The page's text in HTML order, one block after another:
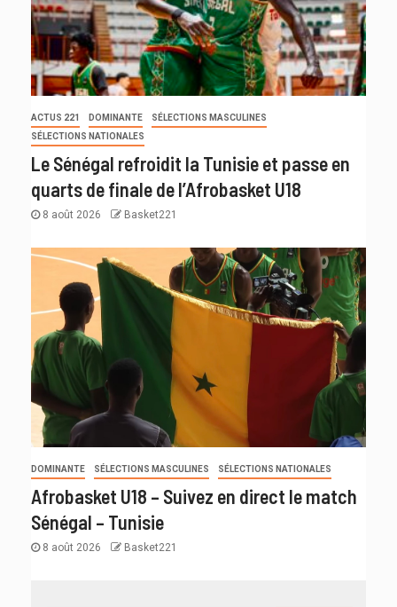
ACTUS 221 DOMINANTE
SÉLECTIONS MASCULINES
SÉLECTIONS NATIONALES
Le Sénégal refroidit la Tunisie et passe en
quarts de finale de l’Afrobasket U18
8 août 2026 Basket221
DOMINANTE SÉLECTIONS MASCULINES SÉLECTIONS NATIONALES
Afrobasket U18 – Suivez en direct le match
Sénégal – Tunisie
8 août 2026 Basket221